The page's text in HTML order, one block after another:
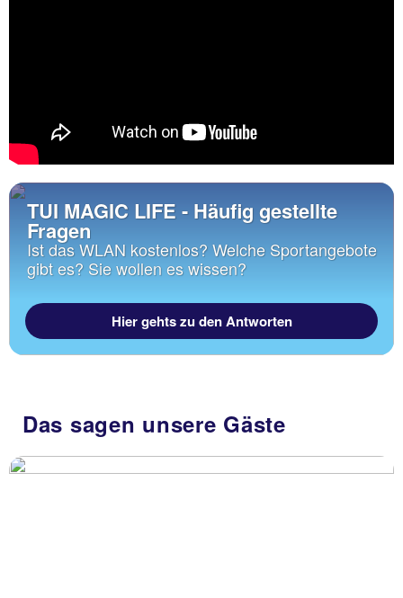
TUI MAGIC LIFE - Häufig gestellte
Fragen
Ist das WLAN kostenlos? Welche Sportangebote
gibt es? Sie wollen es wissen?
Hier gehts zu den Antworten
Das sagen unsere Gäste